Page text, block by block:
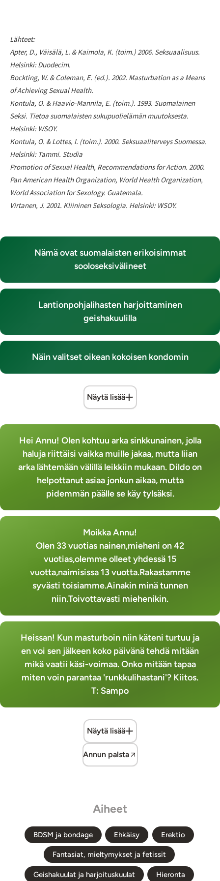
Lähteet:
Apter, D., Väisälä, L. & Kaimola, K. (toim.) 2006. Seksuaalisuus.
Helsinki: Duodecim.
Bockting, W. & Coleman, E. (ed.). 2002. Masturbation as a Means
of Achieving Sexual Health.
Kontula, O. & Haavio-Mannila, E. (toim.). 1993. Suomalainen
Seksi. Tietoa suomalaisten sukupuolielämän muutoksesta.
Helsinki: WSOY.
Kontula, O. & Lottes, I. (toim.). 2000. Seksuaaliterveys Suomessa.
Helsinki: Tammi. Studia
Promotion of Sexual Health, Recommendations for Action. 2000.
Pan American Health Organization, World Health Organization,
World Association for Sexology. Guatemala.
Virtanen, J. 2001. Kliininen Seksologia. Helsinki: WSOY.
Nämä ovat suomalaisten erikoisimmat
sooloseksivälineet
Lantionpohjalihasten harjoittaminen
geishakuulilla
Näin valitset oikean kokoisen kondomin
Näytä lisää
Hei Annu! Olen kohtuu arka sinkkunainen, jolla
haluja riittäisi vaikka muille jakaa, mutta liian
arka lähtemään välillä leikkiin mukaan. Dildo on
helpottanut asiaa jonkun aikaa, mutta
pidemmän päälle se käy tylsäksi.
Moikka Annu!
Olen 33 vuotias nainen,mieheni on 42
vuotias,olemme olleet yhdessä 15
vuotta,naimisissa 13 vuotta.Rakastamme
syvästi toisiamme.Ainakin minä tunnen
niin.Toivottavasti miehenikin.
Heissan! Kun masturboin niin käteni turtuu ja
en voi sen jälkeen koko päivänä tehdä mitään
mikä vaatii käsi-voimaa. Onko mitään tapaa
miten voin parantaa 'runkkulihastani'? Kiitos.
T: Sampo
Näytä lisää
Annun palsta
Aiheet
BDSM ja bondage Ehkäisy Erektio
Fantasiat, mieltymykset ja fetissit
Geishakuulat ja harjoituskuulat Hieronta